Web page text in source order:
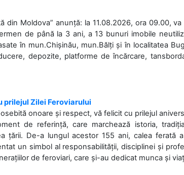
din Moldova” anunță: la 11.08.2026, ora 09.00,
de până la 3 ani, a 13 bunuri imobile
în mun.Chișinău, mun.Bălți și în localitatea
depozite, platforme de încărcare,
prilejul Zilei Feroviarului
onoare și respect, vă felicit cu prilejul
de referință, care marchează istoria,
țării. De-a lungul acestor 155 ani, calea ferată
un simbol al responsabilității, disciplinei și
de feroviari, care și-au dedicat munca și